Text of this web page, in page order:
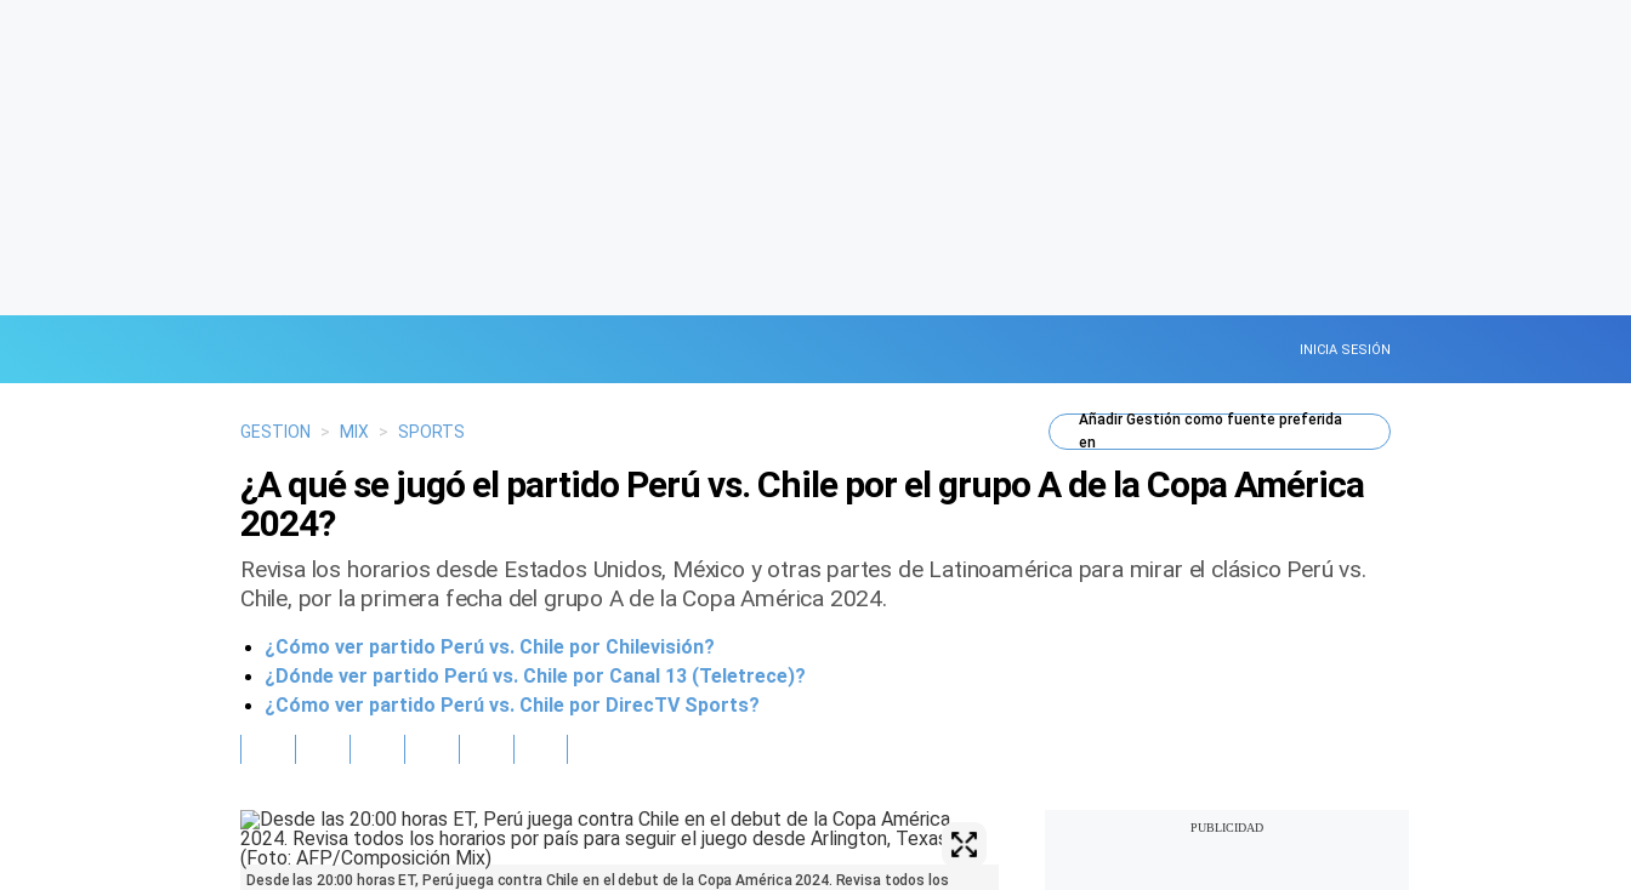
INICIA SESIÓN
GESTION > MIX > SPORTS
AñadirGestióncomo fuente preferida
en
¿A qué se jugó el partido Perú vs. Chile por el grupo A de la Copa América
2024?
Revisa los horarios desde Estados Unidos, México y otras partes de Latinoamérica para mirar el clásico Perú vs.
Chile, por la primera fecha del grupo A de la Copa América 2024.
¿Cómo ver partido Perú vs. Chile por Chilevisión?
¿Dónde ver partido Perú vs. Chile por Canal 13 (Teletrece)?
¿Cómo ver partido Perú vs. Chile por DirecTV Sports?
Desde las 20:00 horas ET, Perú juega contra Chile en el debut de la Copa América 2024. Revisa todos los